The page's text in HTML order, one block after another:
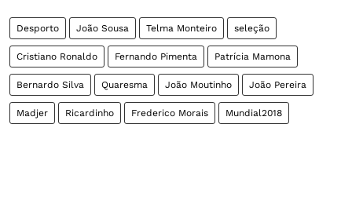
Desporto João Sousa Telma Monteiro seleção
Cristiano Ronaldo Fernando Pimenta Patrícia Mamona
Bernardo Silva Quaresma João Moutinho João Pereira
Madjer Ricardinho Frederico Morais Mundial2018